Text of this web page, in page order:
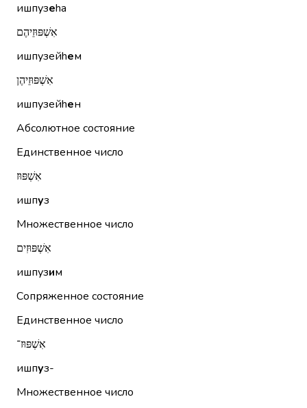
ишпузеhа
אִשְׁפּוּזֵיהֶם
ишпузейhем
אִשְׁפּוּזֵיהֶן
ишпузейhен
Абсолютное состояние
Единственное число
אִשְׁפּוּז
ишпуз
Множественное число
אִשְׁפּוּזִים
ишпузим
Сопряженное состояние
Единственное число
אִשְׁפּוּז־
ишпуз-
Множественное число